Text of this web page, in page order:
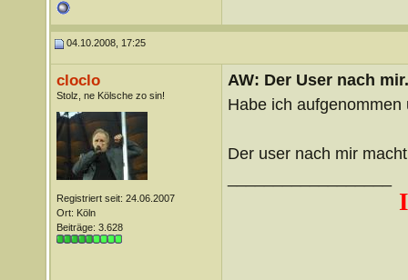
04.10.2008, 17:25
cloclo
Stolz, ne Kölsche zo sin!
Registriert seit: 24.06.2007
Ort: Köln
Beiträge: 3.628
AW: Der User nach
Habe ich
Der user nach mir